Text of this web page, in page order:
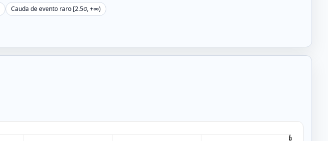
Cauda de evento raro [2.5σ, +∞)